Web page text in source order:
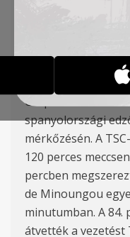
Csapatunk 3:2-es
spanyolországi
mérkőzésén. A
120 perces
percben
de Minoungou
minutumban. A 84.
átvették a vezetést